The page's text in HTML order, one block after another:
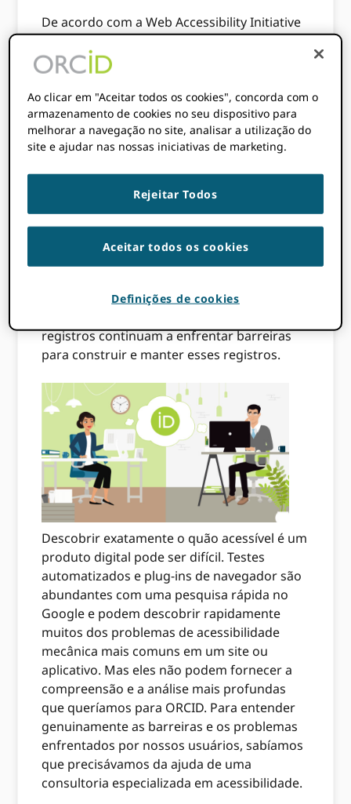
De acordo com a Web Accessibility Initiative
(WAI), para que uma tecnologia online seja
acessível, ela deve ser “projetada e
desenvolvida para que pessoas com
deficiência possam usá-la”. O que isso
significa especificamente é que pessoas com
qualquer deficiência – auditiva, cognitiva,
neurológica, física, de fala ou visual – podem
perceber, entender, navegar, interagir e
contribuir com o conteúdo que encontram
na web.
Enquanto oatualizado recentemente ORCID
dos 8.5 milhões de usuários que estão
registros continuam a enfrentar barreiras
para construir e manter esses registros.
Descobrir exatamente o quão acessível é um
produto digital pode ser difícil. Testes
automatizados e plug-ins de navegador são
abundantes com uma pesquisa rápida no
Google e podem descobrir rapidamente
muitos dos problemas de acessibilidade
mecânica mais comuns em um site ou
aplicativo. Mas eles não podem fornecer a
compreensão e a análise mais profundas
que queríamos para ORCID. Para entender
genuinamente as barreiras e os problemas
enfrentados por nossos usuários, sabíamos
que precisávamos da ajuda de uma
consultoria especializada em acessibilidade.
Ao clicar em "Aceitar todos os cookies", concorda com o
armazenamento de cookies no seu dispositivo para
melhorar a navegação no site, analisar a utilização do
site e ajudar nas nossas iniciativas de marketing.
Rejeitar Todos
Aceitar todos os cookies
Definições de cookies